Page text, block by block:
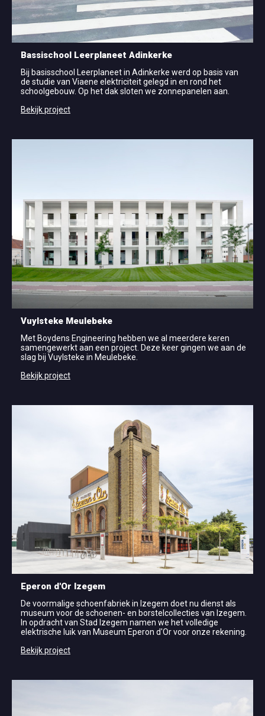
Bassischool Leerplaneet Adinkerke
Bij basisschool Leerplaneet in Adinkerke werd op basis van
de studie van Viaene elektriciteit gelegd in en rond het
schoolgebouw. Op het dak sloten we zonnepanelen aan.
Bekijk project
Vuylsteke Meulebeke
Met Boydens Engineering hebben we al meerdere keren
samengewerkt aan een project. Deze keer gingen we aan de
slag bij Vuylsteke in Meulebeke.
Bekijk project
Eperon d'Or Izegem
De voormalige schoenfabriek in Izegem doet nu dienst als
museum voor de schoenen- en borstelcollecties van Izegem.
In opdracht van Stad Izegem namen we het volledige
elektrische luik van Museum Eperon d'Or voor onze rekening.
Bekijk project